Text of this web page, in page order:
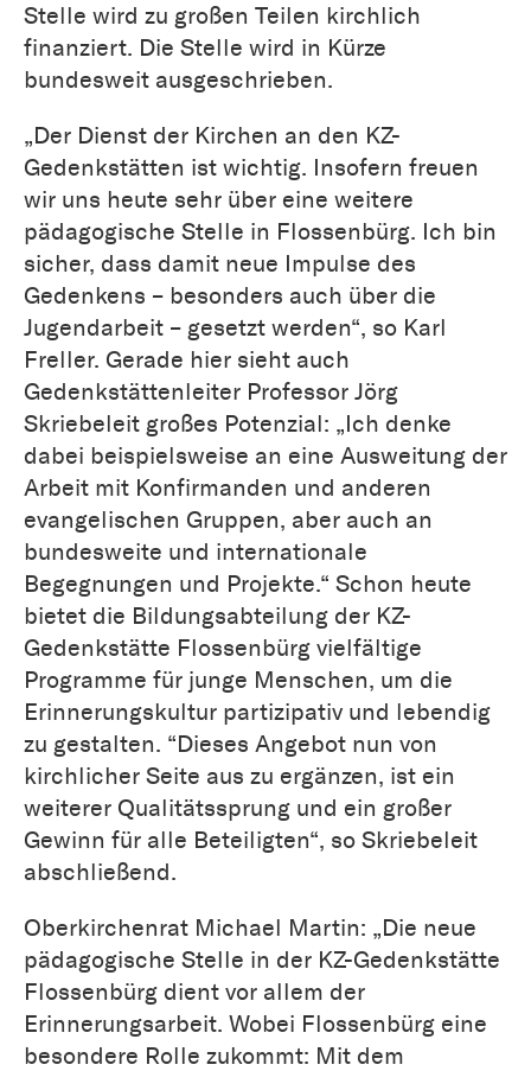
Stelle wird zu großen Teilen kirchlich
finanziert. Die Stelle wird in Kürze
bundesweit ausgeschrieben.
„Der Dienst der Kirchen an den KZ-
Gedenkstätten ist wichtig. Insofern freuen
wir uns heute sehr über eine weitere
pädagogische Stelle in Flossenbürg. Ich bin
sicher, dass damit neue Impulse des
Gedenkens – besonders auch über die
Jugendarbeit – gesetzt werden“, so Karl
Freller. Gerade hier sieht auch
Gedenkstättenleiter Professor Jörg
Skriebeleit großes Potenzial: „Ich denke
dabei beispielsweise an eine Ausweitung der
Arbeit mit Konfirmanden und anderen
evangelischen Gruppen, aber auch an
bundesweite und internationale
Begegnungen und Projekte.“ Schon heute
bietet die Bildungsabteilung der KZ-
Gedenkstätte Flossenbürg vielfältige
Programme für junge Menschen, um die
Erinnerungskultur partizipativ und lebendig
zu gestalten. “Dieses Angebot nun von
kirchlicher Seite aus zu ergänzen, ist ein
weiterer Qualitätssprung und ein großer
Gewinn für alle Beteiligten“, so Skriebeleit
abschließend.
Oberkirchenrat Michael Martin: „Die neue
pädagogische Stelle in der KZ-Gedenkstätte
Flossenbürg dient vor allem der
Erinnerungsarbeit. Wobei Flossenbürg eine
besondere Rolle zukommt: Mit dem